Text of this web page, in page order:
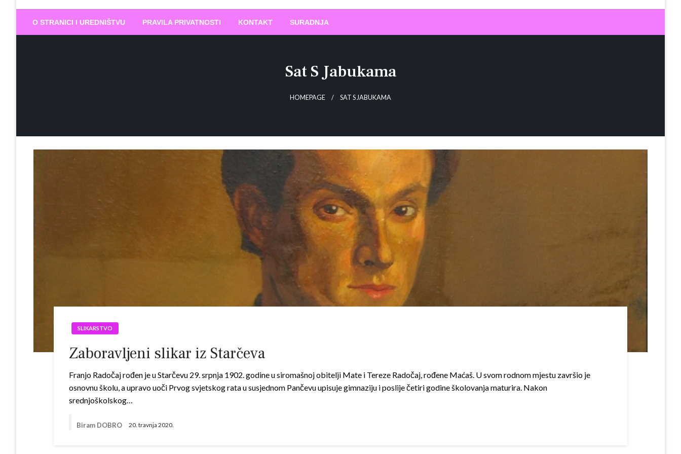
Biram DOBRO
O STRANICI I UREDNIŠTVU PRAVILA PRIVATNOSTI KONTAKT SURADNJA
Sat S Jabukama
HOMEPAGE SAT S JABUKAMA
SLIKARSTVO
Zaboravljeni slikar iz Starčeva
Franjo Radočaj rođen je u Starčevu 29. srpnja 1902. godine u siromašnoj obitelji Mate i Tereze Radočaj, rođene Maćaš. U svom rodnom mjestu završio je
osnovnu školu, a upravo uoči Prvog svjetskog rata u susjednom Pančevu upisuje gimnaziju i poslije četiri godine školovanja maturira. Nakon
srednjoškolskog…
Biram DOBRO 20. travnja 2020.